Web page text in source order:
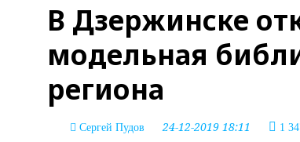
В Дзержинске
модельная
региона
Сергей Пудов 24-12-2019 18:11 1